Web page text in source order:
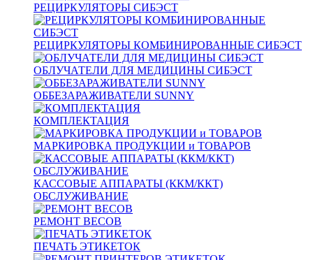
РЕЦИРКУЛЯТОРЫ СИБЭСТ
РЕЦИРКУЛЯТОРЫ КОМБИНИРОВАННЫЕ СИБЭСТ
ОБЛУЧАТЕЛИ ДЛЯ МЕДИЦИНЫ СИБЭСТ
ОББЕЗАРАЖИВАТЕЛИ SUNNY
КОМПЛЕКТАЦИЯ
МАРКИРОВКА ПРОДУКЦИИ и ТОВАРОВ
КАССОВЫЕ АППАРАТЫ (ККМ/ККТ)
ОБСЛУЖИВАНИЕ
РЕМОНТ ВЕСОВ
ПЕЧАТЬ ЭТИКЕТОК